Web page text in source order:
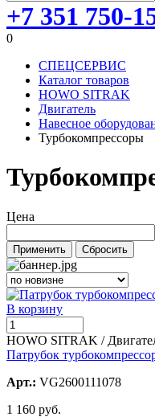
+7 351 750-
0
СПЕЦСЕРВИС
Каталог товаров
HOWO SITRAK
Двигатель
Навесное
Турбокомпрессоры
Цена
В корзину
HOWO SITRAK /
Патрубок
Арт.: VG2600111078
1 160 руб.